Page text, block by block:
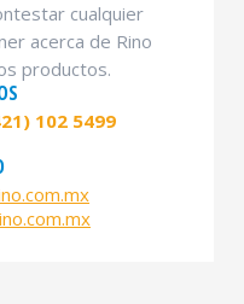
cualquier
acerca de Rino
productos.
102 5499